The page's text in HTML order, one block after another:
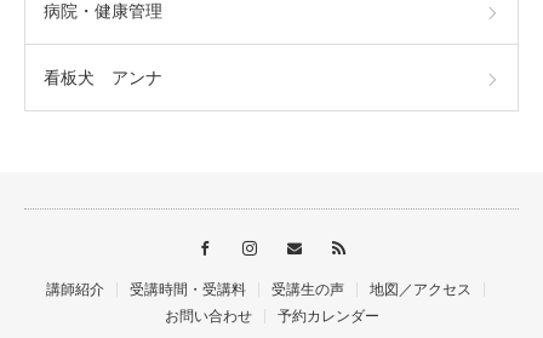
病院・健康管理
看板犬 アンナ
講師紹介 受講時間・受講料 受講生の声
地図／アクセス
お問い合わせ
予約カレンダー